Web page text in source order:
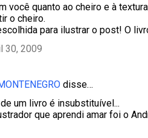
você quanto ao cheiro e à
o cheiro.
para ilustrar o post! O
30, 2009
disse…
um livro é insubstituível...
que aprendi amar foi o